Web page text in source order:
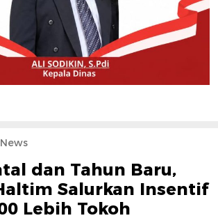
dan Tahun Baru,
Salurkan Insentif
Lebih Tokoh